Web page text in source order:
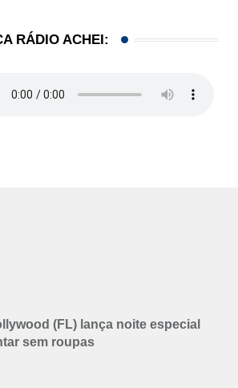
RÁDIO ACHEI:
(FL) lança noite especial
sem roupas